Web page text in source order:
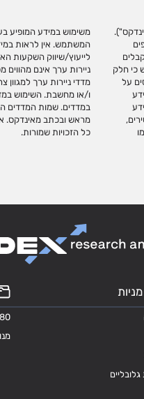
כי חלק
על
בידי
מדדי
ועריכת
כל הזכויות שמורות.